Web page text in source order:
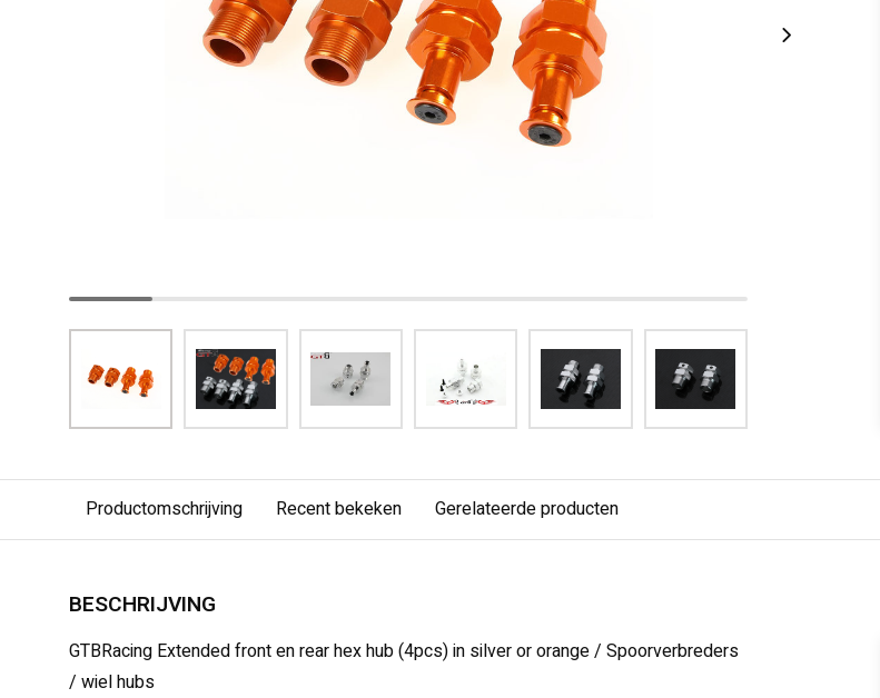
Productomschrijving Recent bekeken Gerelateerde producten
BESCHRIJVING
GTBRacing Extended front en rear hex hub (4pcs) in silver or orange / Spoorverbreders
/ wiel hubs